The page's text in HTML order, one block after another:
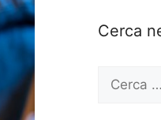
Cerca
Ricerca